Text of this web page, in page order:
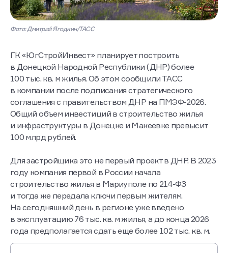
Фото: Дмитрий Ягодкин/ТАСС
ГК «ЮгСтройИнвест» планирует построить
в Донецкой Народной Республики (ДНР) более
100 тыс. кв. м жилья. Об этом сообщили ТАСС
в компании после подписания стратегического
соглашения с правительством ДНР на ПМЭФ-2026.
Общий объем инвестиций в строительство жилья
и инфраструктуры в Донецке и Макеевке превысит
100 млрд рублей.
Для застройщика это не первый проект в ДНР. В 2023
году компания первой в России начала
строительство жилья в Мариуполе по 214-ФЗ
и тогда же передала ключи первым жителям.
На сегодняшний день в регионе уже введено
в эксплуатацию 76 тыс. кв. м жилья, а до конца 2026
года предполагается сдать еще более 102 тыс. кв. м.